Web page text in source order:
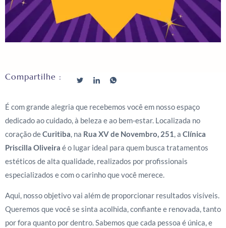
Compartilhe :
É com grande alegria que recebemos você em nosso espaço
dedicado ao cuidado, à beleza e ao bem-estar. Localizada no
coração deCuritiba, na Rua XV de Novembro, 251, a Clínica
Priscilla Oliveira é o lugar ideal para quem busca tratamentos
estéticos de alta qualidade, realizados por profissionais
especializados e com o carinho que você merece.
Aqui, nosso objetivo vai além de proporcionar resultados visíveis.
Queremos que você se sinta acolhida, confiante e renovada, tanto
por fora quanto por dentro. Sabemos que cada pessoa é única, e